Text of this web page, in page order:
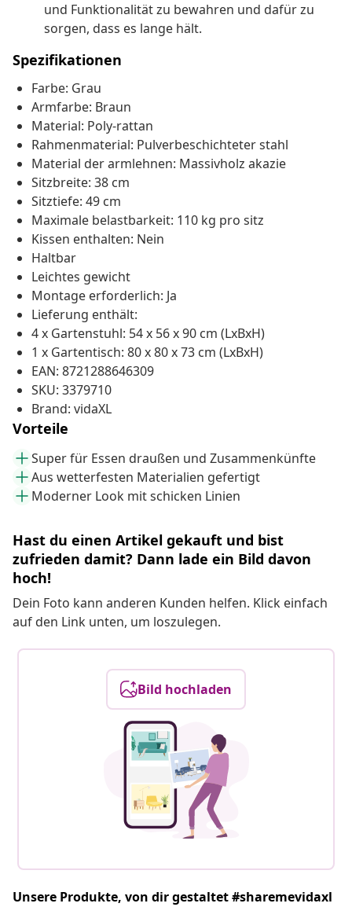
und Funktionalität zu bewahren und dafür zu
sorgen, dass es lange hält.
Spezifikationen
Farbe: Grau
Armfarbe: Braun
Material: Poly-rattan
Rahmenmaterial: Pulverbeschichteter stahl
Material der armlehnen: Massivholz akazie
Sitzbreite: 38 cm
Sitztiefe: 49 cm
Maximale belastbarkeit: 110 kg pro sitz
Kissen enthalten: Nein
Haltbar
Leichtes gewicht
Montage erforderlich: Ja
Lieferung enthält:
4 x Gartenstuhl: 54 x 56 x 90 cm (LxBxH)
1 x Gartentisch: 80 x 80 x 73 cm (LxBxH)
EAN: 8721288646309
SKU: 3379710
Brand: vidaXL
Vorteile
Super für Essen draußen und Zusammenkünfte
Aus wetterfesten Materialien gefertigt
Moderner Look mit schicken Linien
Hast du einen Artikel gekauft und bist
zufrieden damit? Dann lade ein Bild davon
hoch!
Dein Foto kann anderen Kunden helfen. Klick einfach
auf den Link unten, um loszulegen.
Bild hochladen
Unsere Produkte, von dir gestaltet #sharemevidaxl